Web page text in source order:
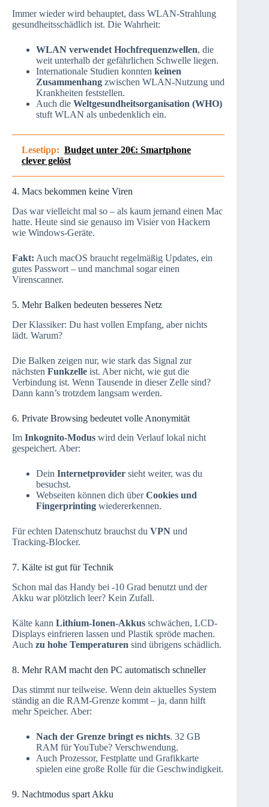
Immer wieder wird behauptet, dass WLAN-Strahlung
gesundheitsschädlich ist. Die Wahrheit:
WLAN verwendet Hochfrequenzwellen, die
weit unterhalb der gefährlichen Schwelle liegen.
Internationale Studien konnten keinen
Zusammenhang zwischen WLAN-Nutzung und
Krankheiten feststellen.
Auch die Weltgesundheitsorganisation (WHO)
stuft WLAN als unbedenklich ein.
Lesetipp: Budget unter 20€: Smartphone
clever gelöst
4. Macs bekommen keine Viren
Das war vielleicht mal so – als kaum jemand einen Mac
hatte. Heute sind sie genauso im Visier von Hackern
wie Windows-Geräte.
Fakt: Auch macOS braucht regelmäßig Updates, ein
gutes Passwort – und manchmal sogar einen
Virenscanner.
5. Mehr Balken bedeuten besseres Netz
Der Klassiker: Du hast vollen Empfang, aber nichts
lädt. Warum?
Die Balken zeigen nur, wie stark das Signal zur
nächsten Funkzelle ist. Aber nicht, wie gut die
Verbindung ist. Wenn Tausende in dieser Zelle sind?
Dann kann’s trotzdem langsam werden.
6. Private Browsing bedeutet volle Anonymität
Im Inkognito-Modus wird dein Verlauf lokal nicht
gespeichert. Aber:
Dein Internetprovider sieht weiter, was du
besuchst.
Webseiten können dich überCookies und
Fingerprinting wiedererkennen.
Für echten Datenschutz brauchst du VPN und
Tracking-Blocker.
7. Kälte ist gut für Technik
Schon mal das Handy bei -10 Grad benutzt und der
Akku war plötzlich leer? Kein Zufall.
Kälte kann Lithium-Ionen-Akkus schwächen, LCD-
Displays einfrieren lassen und Plastik spröde machen.
Auch zu hohe Temperaturen sind übrigens schädlich.
8. Mehr RAM macht den PC automatisch schneller
Das stimmt nur teilweise. Wenn dein aktuelles System
ständig an die RAM-Grenze kommt – ja, dann hilft
mehr Speicher. Aber:
Nach der Grenze bringt es nichts. 32 GB
RAM für YouTube? Verschwendung.
Auch Prozessor, Festplatte und Grafikkarte
spielen eine große Rolle für die Geschwindigkeit.
9. Nachtmodus spart Akku